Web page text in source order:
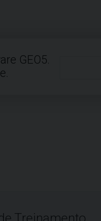
GEO5.
Treinamento.